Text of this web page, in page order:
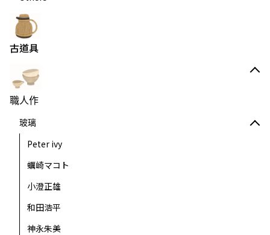
古道具
職人作
玻璃
Peter ivy
蠣崎マコト
小澄正雄
和田浩平
神永朱美